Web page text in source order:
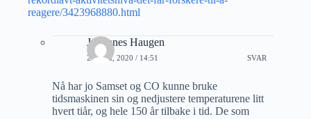
reagere/3423968880.html
Johannes Haugen
21 MAI, 2020 / 14:51 SVAR
Nå har jo Samset og CO kunne bruke
tidsmaskinen sin og nedjustere temperaturene litt
hvert tiår, og hele 150 år tilbake i tid. De som